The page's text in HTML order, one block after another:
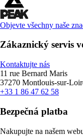
Objevte všechny naše
Zákaznický servis
Kontaktujte nás
11 rue Bernard Maris
37270 Montlouis-sur-
+33 1 86 47 62 58
Bezpečná platba
Nakupujte na našem